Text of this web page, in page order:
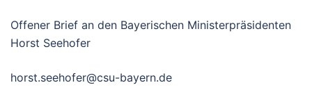
Offener Brief an den Bayerischen Ministerpräsidenten
Horst Seehofer
horst.seehofer@csu-bayern.de